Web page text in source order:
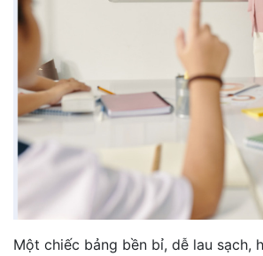
Một chiếc bảng bền bỉ, dễ lau sạch,